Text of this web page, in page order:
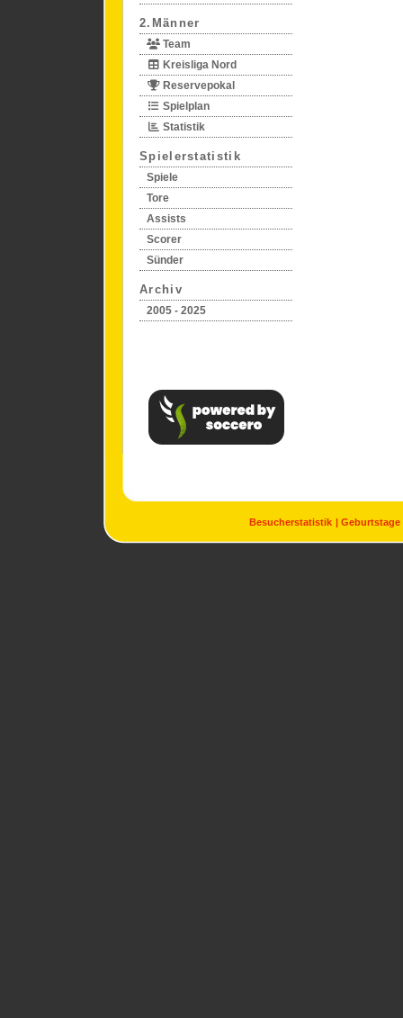
2.Männer
Team
Kreisliga Nord
Reservepokal
Spielplan
Statistik
Spielerstatistik
Spiele
Tore
Assists
Scorer
Sünder
Archiv
2005 - 2025
Besucherstatistik Geburtstage